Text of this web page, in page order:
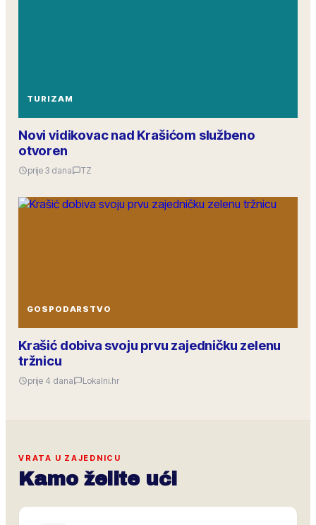
TURIZAM
Novi vidikovac nad Krašićom službeno
otvoren
prije 3 dana TZ
GOSPODARSTVO
Krašić dobiva svoju prvu zajedničku zelenu
tržnicu
prije 4 dana Lokalni.hr
VRATA U ZAJEDNICU
Kamo želite ući